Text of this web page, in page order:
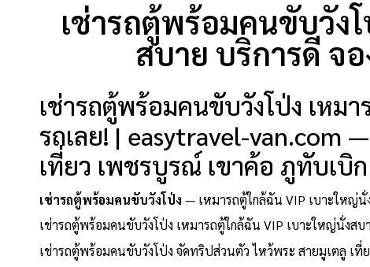
เช่ารถตู้พร้อมคนขับวัง
สบาย บริการดี จ
เช่ารถตู้พร้อมคนขับวังโป่ง เหม
รถเลย! | easytravel-van.com
เที่ยว เพชรบูรณ์ เขาค้อ ภูทับเบิ
เช่ารถตู้พร้อมคนขับวังโป่ง — เหมารถตู้ใกล้ฉัน VIP เบาะใหญ่นั่
เช่ารถตู้พร้อมคนขับวังโป่ง เหมารถตู้ใกล้ฉัน VIP เบาะใหญ่นั่งส
เช่ารถตู้พร้อมคนขับวังโป่ง จัดทริปส่วนตัว ไหว้พระ สายมูเตลู เที่